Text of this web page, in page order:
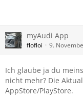
myAudi App
flofloi 9.
Ich glaube ja du
nicht mehr? Die
AppStore/PlayStore.